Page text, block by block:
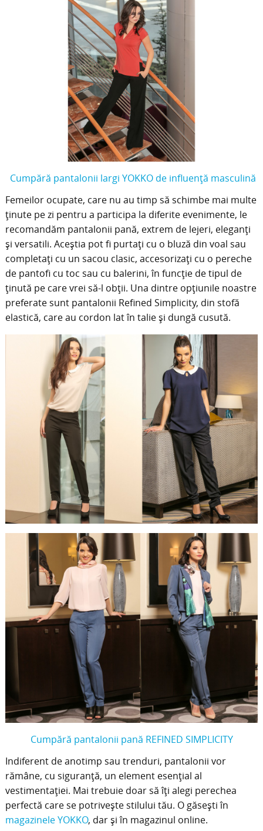
Cumpără pantalonii largi YOKKO de influență masculină
Femeilor ocupate, care nu au timp să schimbe mai multe
ținute pe zi pentru a participa la diferite evenimente, le
recomandăm pantalonii pană, extrem de lejeri, eleganți
și versatili. Aceștia pot fi purtați cu o bluză din voal sau
completați cu un sacou clasic, accesorizați cu o pereche
de pantofi cu toc sau cu balerini, în funcție de tipul de
ținută pe care vrei să-l obții. Una dintre opțiunile noastre
preferate sunt pantalonii Refined Simplicity, din stofă
elastică, care au cordon lat în talie și dungă cusută.
Cumpără pantalonii pană REFINED SIMPLICITY
Indiferent de anotimp sau trenduri, pantalonii vor
rămâne, cu siguranță, un element esențial al
vestimentației. Mai trebuie doar să îți alegi perechea
perfectă care se potrivește stilului tău. O găsești în
magazinele YOKKO, dar și în magazinul online.